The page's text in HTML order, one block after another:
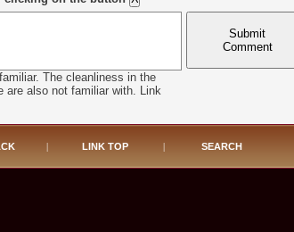
The cleanliness in the
are also not familiar with. Link
Submit
Comment
LINK TOP SEARCH